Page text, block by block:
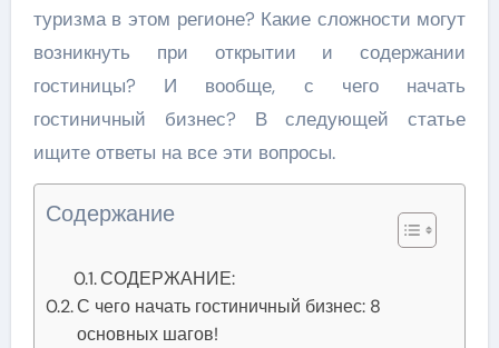
туризма в этом регионе? Какие сложности могут
возникнуть при открытии и содержании
гостиницы? И вообще, с чего начать
гостиничный бизнес? В следующей статье
ищите ответы на все эти вопросы.
Содержание
СОДЕРЖАНИЕ:
С чего начать гостиничный бизнес: 8
основных шагов!